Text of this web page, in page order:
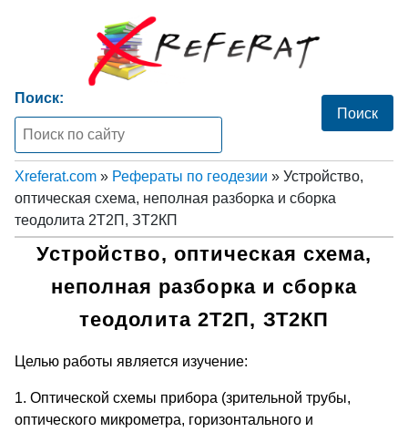
Поиск:
Xreferat.com » Рефераты по геодезии » Устройство,
оптическая схема, неполная разборка и сборка
теодолита 2Т2П, ЗТ2КП
Устройство, оптическая схема,
неполная разборка и сборка
теодолита 2Т2П, ЗТ2КП
Целью работы является изучение:
1. Оптической схемы прибора (зрительной трубы,
оптического микрометра, горизонтального и